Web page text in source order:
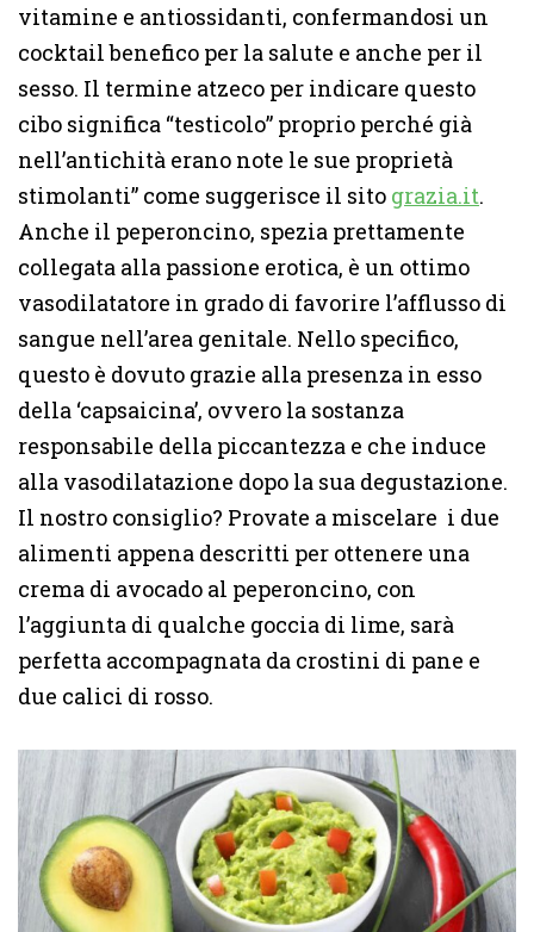
vitamine e antiossidanti, confermandosi un
cocktail benefico per la salute e anche per il
sesso. Il termine atzeco per indicare questo
cibo significa “testicolo” proprio perché già
nell’antichità erano note le sue proprietà
stimolanti” come suggerisce il sito grazia.it.
Anche il peperoncino, spezia prettamente
collegata alla passione erotica, è un ottimo
vasodilatatore in grado di favorire l’afflusso di
sangue nell’area genitale. Nello specifico,
questo è dovuto grazie alla presenza in esso
della ‘capsaicina’, ovvero la sostanza
responsabile della piccantezza e che induce
alla vasodilatazione dopo la sua degustazione.
Il nostro consiglio? Provate a miscelare i due
alimenti appena descritti per ottenere una
crema di avocado al peperoncino, con
l’aggiunta di qualche goccia di lime, sarà
perfetta accompagnata da crostini di pane e
due calici di rosso.